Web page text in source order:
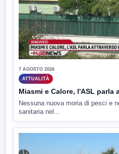
7 AGOSTO 2026
ATTUALITÀ
Miasmi e Calore, l'ASL parla
Nessuna nuova moria di pesci e
sanitaria nel...